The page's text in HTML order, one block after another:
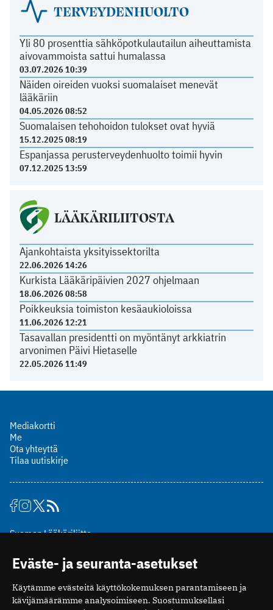
TERVEYDENHUOLTO
Yli 80 prosenttia sähköpotkulautailun aiheuttamista
aivovammoista sattui humalassa
03.07.2026 10:39
Näiden oireiden vuoksi suomalaiset menevät
lääkäriin
04.05.2026 08:52
Suomalaisen tehohoidon tulokset ovat hyviä
15.12.2025 08:19
Espanjassa perusterveydenhuolto toimii hyvin
07.12.2025 13:59
LÄÄKÄRILIITOSTA
Ajankohtaista yksityissektorilta
22.06.2026 14:26
Kurkista Lääkäripäivien 2027 ohjelmaan
18.06.2026 08:58
Poikkeuksia toimiston kesäaukioloissa
11.06.2026 12:21
Tasavallan presidentti on myöntänyt arkkiatrin
arvonimen Päivi Hietaselle
22.05.2026 11:49
Mediakortti
Me
Ota yhteyttä
Tilaa uutiskirje
Suomen Lääkäriliitto
00510 Helsinki
puh. (09) 393 091
toimitus@potilaanlaakarilehti.fi
Eväste- ja seuranta-asetukset
Käytämme evästeitä käyttökokemuksen parantamiseen ja
kävijämäärämme analysoimiseen. Suostumuksellasi